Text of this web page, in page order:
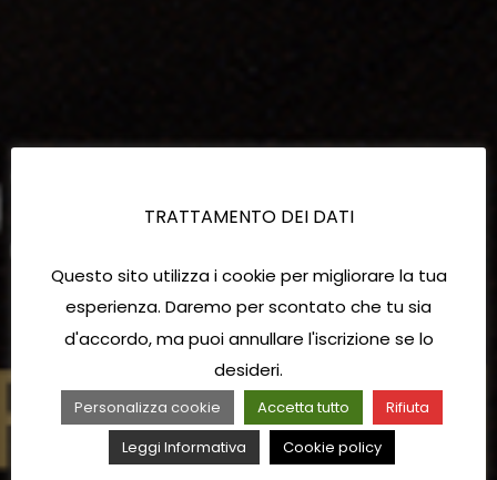
TRATTAMENTO DEI DATI
Questo sito utilizza i cookie per migliorare la tua
esperienza. Daremo per scontato che tu sia
d'accordo, ma puoi annullare l'iscrizione se lo
desideri.
Personalizza cookie Accetta tutto
Rifiuta
Leggi Informativa
Cookie policy